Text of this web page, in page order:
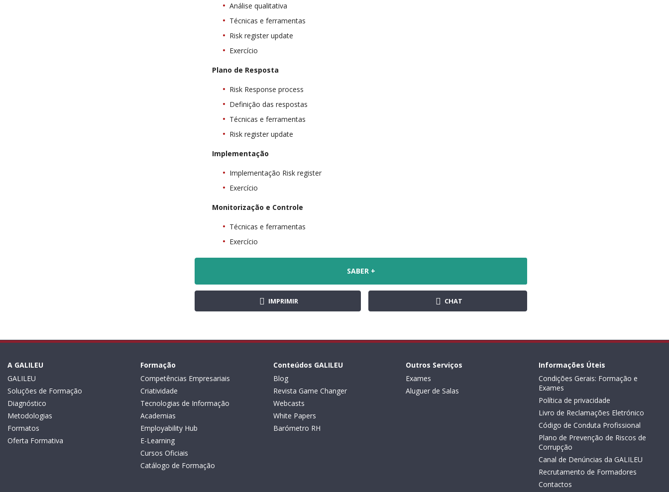
Análise qualitativa
Técnicas e ferramentas
Risk register update
Exercício
Plano de Resposta
Risk Response process
Definição das respostas
Técnicas e ferramentas
Risk register update
Implementação
Implementação Risk register
Exercício
Monitorização e Controle
Técnicas e ferramentas
Exercício
SABER +
IMPRIMIR CHAT
A GALILEU
GALILEU
Soluções de Formação
Diagnóstico
Metodologias
Formatos
Oferta Formativa
Formação
Competências Empresariais
Criatividade
Tecnologias de Informação
Academias
Employability Hub
E-Learning
Cursos Oficiais
Catálogo de Formação
Conteúdos GALILEU
Blog
Revista Game Changer
Webcasts
White Papers
Barómetro RH
Outros Serviços
Exames
Aluguer de Salas
Informações Úteis
Condições Gerais: Formação e
Exames
Política de privacidade
Livro de Reclamações Eletrónico
Código de Conduta Profissional
Plano de Prevenção de Riscos de
Corrupção
Canal de Denúncias da GALILEU
Recrutamento de Formadores
Contactos